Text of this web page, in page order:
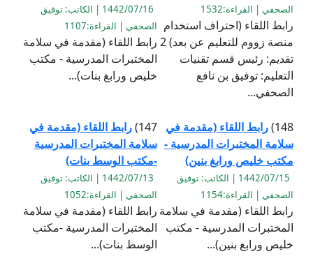
الصحفي | القراءة:1532
رابط اللقاء (احتراف استخدام
منصة زووم للتعليم عن بعد) 2
تقديم: رئيس قسم تقنيات
التعليم: توفيق بن نافع
الصحفي...
1442/07/16 | الكاتب: توفيق
الصحفي | القراءة:1107
رابط اللقاء (مقدمة في سلامة
المختبرات المدرسية - مكتب
خليص ورابغ بنات)...
148) رابط اللقاء (مقدمة في
سلامة المختبرات المدرسية -
مكتب خليص ورابغ بنين)
1442/07/15 | الكاتب: توفيق
الصحفي | القراءة:1154
رابط اللقاء (مقدمة في سلامة
المختبرات المدرسية - مكتب
خليص ورابغ بنين)...
147) رابط اللقاء (مقدمة في
سلامة المختبرات المدرسية
-مكتب الوسط بنات)
1442/07/13 | الكاتب: توفيق
الصحفي | القراءة:1052
رابط اللقاء (مقدمة في سلامة
المختبرات المدرسية -مكتب
الوسط بنات)...